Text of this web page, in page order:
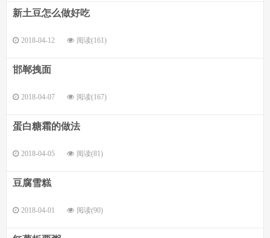
新土豆怎么做好吃
2018-04-12 阅读(161)
邯郸拽面
2018-04-07 阅读(167)
蛋白糖霜的做法
2018-04-05 阅读(81)
豆腐雪糕
2018-04-01 阅读(90)